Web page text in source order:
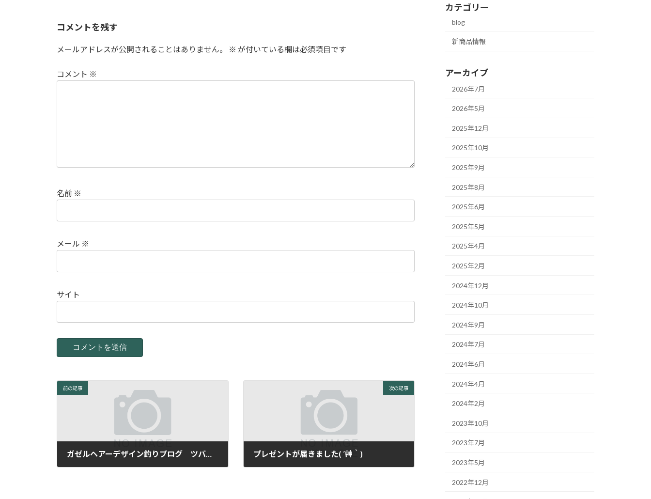
コメントを残す
メールアドレスが公開されることはありません。 ※ が付いている欄は必須項目です
コメント ※
名前 ※
メール ※
サイト
前の記事
ガゼルヘアーデザイン釣りブログ ツバス
次の記事
プレゼントが届きました( ´艸｀)
カテゴリー
blog
新商品情報
アーカイブ
2026年7月
2026年5月
2025年12月
2025年10月
2025年9月
2025年8月
2025年6月
2025年5月
2025年4月
2025年2月
2024年12月
2024年10月
2024年9月
2024年7月
2024年6月
2024年4月
2024年2月
2023年10月
2023年7月
2023年5月
2022年12月